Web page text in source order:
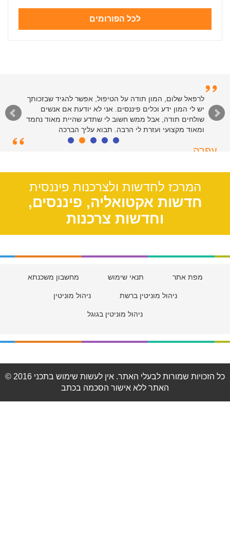
לכל הפורומים
לרפאל שלום, המון תודה על הטיפול, אפשר להגיד שבזכותך
יש לי המון ידע וכלים פיננסים. אני לא יודעת אם אנשים
שולחים תודה, אבל ממש חשוב לי שתדע שהיית מאוד נחמד
ומאוד מקצועי ועזרת לי הרבה. תבוא עליך הברכה
עפרה
המרכז לחדשות ולצרכנות פיננסית
חדשות אקטואליה, פיננסים,
וחדשות צרכנות
מפת אתר תנאי שימוש מחשבון משכנתא
ניהול מוניטין ברשת ניהול מוניטין
ניהול מוניטין בגוגל
© 2016 כל הזכויות שמורות לבעלי האתר. אין לעשות שימוש בתכני
האתר ללא אישור הסכמה בכתב